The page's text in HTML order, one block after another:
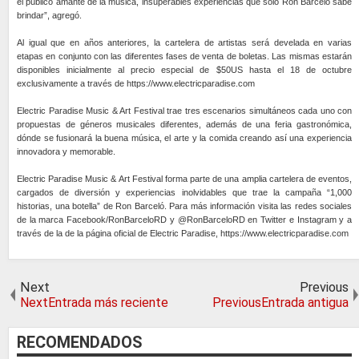
brindar”, agregó.
Al igual que en años anteriores, la cartelera de artistas será develada en varias
etapas en conjunto con las diferentes fases de venta de boletas. Las mismas estarán
disponibles inicialmente al precio especial de $50US hasta el 18 de octubre
exclusivamente a través de https://www.electricparadise.com
Electric Paradise Music & Art Festival trae tres escenarios simultáneos cada uno con
propuestas de géneros musicales diferentes, además de una feria gastronómica,
dónde se fusionará la buena música, el arte y la comida creando así una experiencia
innovadora y memorable.
Electric Paradise Music & Art Festival forma parte de una amplia cartelera de eventos,
cargados de diversión y experiencias inolvidables que trae la campaña “1,000
historias, una botella” de Ron Barceló. Para más información visita las redes sociales
de la marca Facebook/RonBarceloRD y @RonBarceloRD en Twitter e Instagram y a
través de la de la página oficial de Electric Paradise, https://www.electricparadise.com
Next
NextEntrada más reciente
Previous
PreviousEntrada antigua
RECOMENDADOS